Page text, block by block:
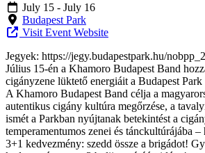
July 15 - July 16
Budapest Park
Visit Event Website
Jegyek: https://jegy.budapestpark.hu/
Július 15-én a Khamoro Budapest Band
cigányzene lüktető energiáit a Budapest Park
A Khamoro Budapest Band célja a
autentikus cigány kultúra megőrzése, a
ismét a Parkban nyújtanak betekintést a
temperamentumos zenei és tánckultúrájába
3+1 kedvezmény: szedd össze a brigádot!